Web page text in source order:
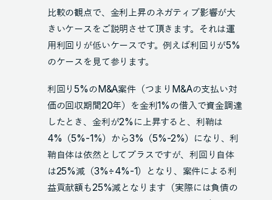
比較の観点で、金利上昇のネガティブ影響が大
きいケースをご説明させて頂きます。それは運
用利回りが低いケースです。例えば利回りが5%
のケースを見て参ります。
利回り5%のM&A案件（つまりM&Aの支払い対
価の回収期間20年）を金利1%の借入で資金調達
したとき、金利が2%に上昇すると、利鞘は
4%（5%-1%）から3%（5%-2%）になり、利
鞘自体は依然としてプラスですが、利回り自体
は25%減（3%÷4%-1）となり、案件による利
益貢献額も25%減となります（実際には負債の